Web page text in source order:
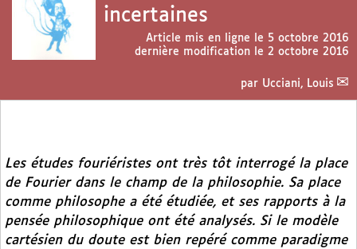
incertaines
Article mis en ligne le 5 octobre 2016
dernière modification le 2 octobre 2016
par Ucciani, Louis
Les études fouriéristes ont très tôt interrogé la place
de Fourier dans le champ de la philosophie. Sa place
comme philosophe a été étudiée, et ses rapports à la
pensée philosophique ont été analysés. Si le modèle
cartésien du doute est bien repéré comme paradigme